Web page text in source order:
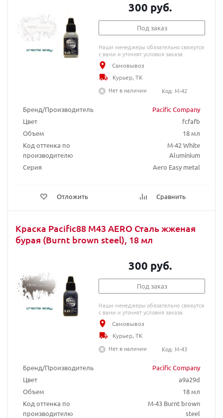
Бренд/Производитель
Pacific Company
Цвет
fcfafb
Объем
18 мл
Код оттенка по
производителю
М-42 White
Aluminium
Серия
Aero Easy metal
Отложить Сравнить
300 руб.
Под заказ
Наши менеджеры обязательно свяжутся
с вами и уточнят условия заказа
Самовывоз
Курьер, ТК
Нет в наличии
Код: M-42
Краска Pacific88 M43 AERO Сталь жженая
бурая (Burnt brown steel), 18 мл
Бренд/Производитель
Pacific Company
Цвет
a9a29d
Объем
18 мл
Код оттенка по
производителю
М-43 Burnt brown
steel
300 руб.
Под заказ
Наши менеджеры обязательно свяжутся
с вами и уточнят условия заказа
Самовывоз
Курьер, ТК
Нет в наличии
Код: M-43